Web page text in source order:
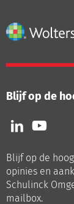
Blijf op de
Volg
ons
LinkedIn
Volg
ons
Youtube
Blijf op de
opinies en
Schulinck
mailbox.